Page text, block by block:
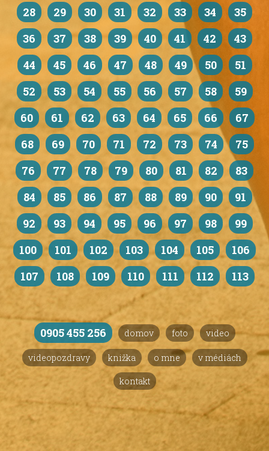
28
29 30 31 32 33 34
35
36
37 38 39 40 41 42
43
44
45 46 47 48 49 50
51
52
53 54 55 56 57 58
59
60
61 62 63 64 65 66
67
68
69 70 71 72 73 74
75
76
77 78 79 80 81 82
83
84
85 86 87 88 89 90
91
92
93 94 95 96 97 98
99
100
101 102 103 104 105
106
107
108 109 110 111 112 113
0905 455 256 domov foto video
videopozdravy knižka o mne v médiách
kontakt